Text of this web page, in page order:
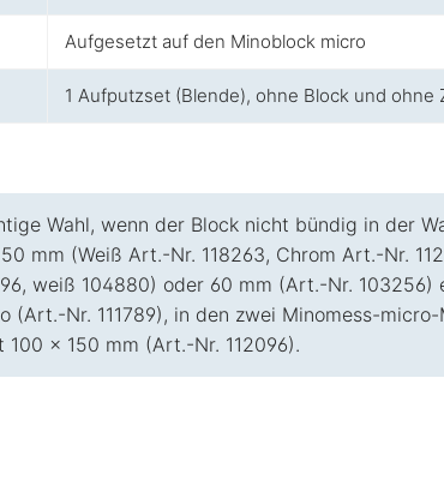
Aufgesetzt auf den Minoblock micro
1 Aufputzset (Blende), ohne Block und ohne
Wahl, wenn der Block nicht bündig in der
mm (Weiß Art.-Nr. 118263, Chrom Art.-Nr.
weiß 104880) oder 60 mm (Art.-Nr.
Nr. 111789), in den zwei Minomess-
× 150 mm (Art.-Nr. 112096).